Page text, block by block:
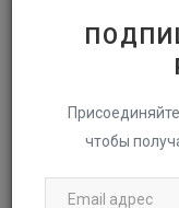
чтобы
(6)
Социальные сети (1)